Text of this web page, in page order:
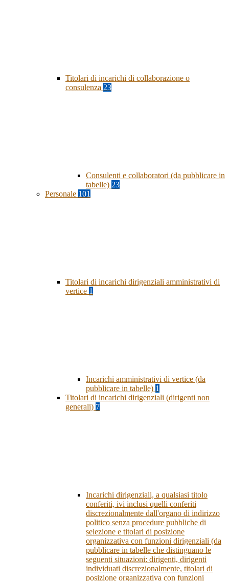
Titolari di incarichi di collaborazione o
consulenza 23
Consulenti e collaboratori (da pubblicare in
tabelle) 23
Personale 101
Titolari di incarichi dirigenziali amministrativi di
vertice 1
Incarichi amministrativi di vertice (da
pubblicare in tabelle) 1
Titolari di incarichi dirigenziali (dirigenti non
generali) 7
Incarichi dirigenziali, a qualsiasi titolo
conferiti, ivi inclusi quelli conferiti
discrezionalmente dall'organo di indirizzo
politico senza procedure pubbliche di
selezione e titolari di posizione
organizzativa con funzioni dirigenziali (da
pubblicare in tabelle che distinguano le
seguenti situazioni: dirigenti, dirigenti
individuati discrezionalmente, titolari di
posizione organizzativa con funzioni